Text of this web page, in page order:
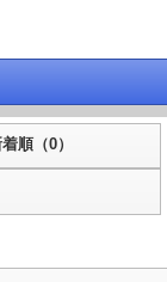
順（0）